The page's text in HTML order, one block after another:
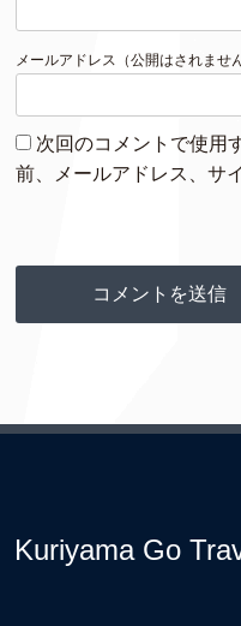
メールアドレス（公開はされませ
次回のコメントで使用
前、メールアドレス、サ
Kuriyama Go